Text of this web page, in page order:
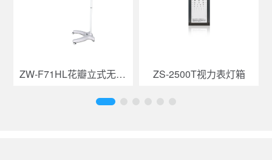
ZW-F71HL花瓣立式无影灯 ZS-2500T视力表灯箱